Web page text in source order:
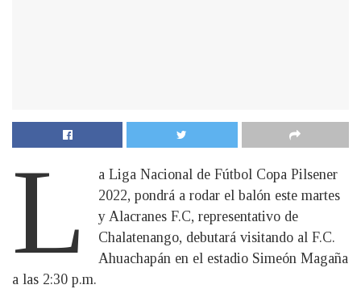
L
a Liga Nacional de Fútbol Copa Pilsener
2022, pondrá a rodar el balón este martes
y Alacranes F.C, representativo de
Chalatenango, debutará visitando al F.C.
Ahuachapán en el estadio Simeón Magaña
a las 2:30 p.m.